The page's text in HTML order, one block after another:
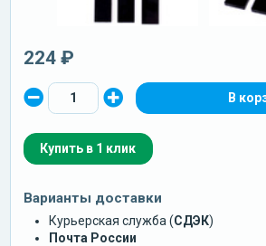
224 ₽
Купить в 1 клик
Варианты доставки
Курьерская служба (СДЭК)
Почта России